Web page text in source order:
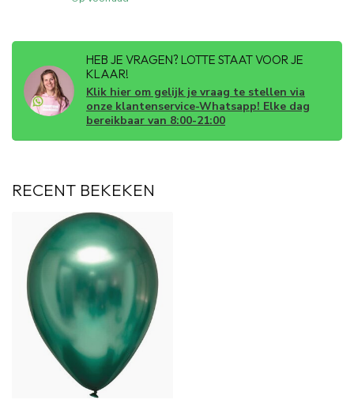
HEB JE VRAGEN? LOTTE STAAT VOOR JE
KLAAR!
Klik hier om gelijk je vraag te stellen via
onze klantenservice-Whatsapp! Elke dag
bereikbaar van 8:00-21:00
RECENT BEKEKEN